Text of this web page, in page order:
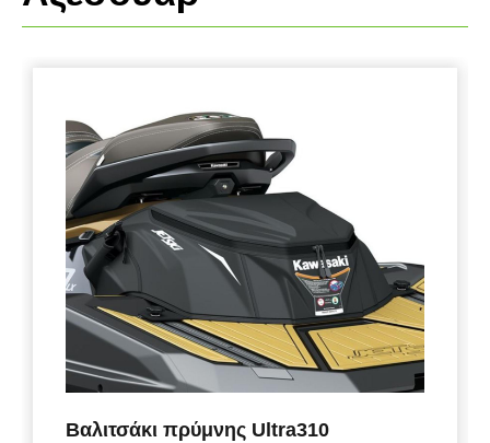
Βαλιτσάκι πρύμνης Ultra310